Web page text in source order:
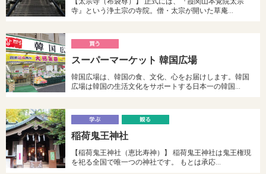
寺』という浄土宗の寺院。僧・太宗が開いた草庵…
う
スーパーマーケット 韓国広場
韓国広場は、韓国の食、文化、心をお届けします。韓国
広場は韓国の生活文化をサポートする日本一の韓国…
ぶ
る
稲荷鬼王神社
【稲荷鬼王神社（恵比寿神）】 稲荷鬼王神社は鬼王権現
を祀る全国で唯一つの神社です。 もとは承応…